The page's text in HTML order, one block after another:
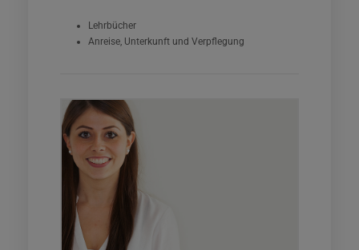
Lehrbücher
Anreise, Unterkunft und Verpflegung